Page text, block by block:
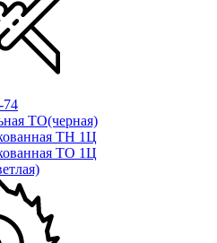
ТО(черная)
ТН 1Ц
ТО 1Ц